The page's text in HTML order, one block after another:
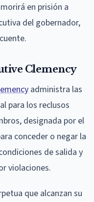
en prisión a
del gobernador,
Clemency
administra las
para los reclusos
designada por el
conceder o negar la
de salida y
violaciones.
que alcanzan su